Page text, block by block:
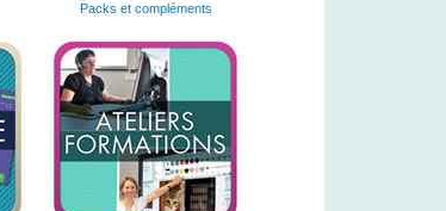
Packs et compléments